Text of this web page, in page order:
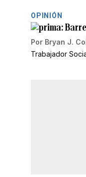
OPINIÓN
Por Bryan J.
Trabajador